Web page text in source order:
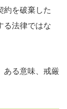
約を破棄した
る法律ではな
ある意味、戒厳